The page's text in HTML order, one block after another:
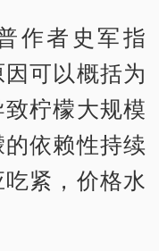
作者史军指
可以概括为
柠檬大规模
依赖性持续
紧，价格水